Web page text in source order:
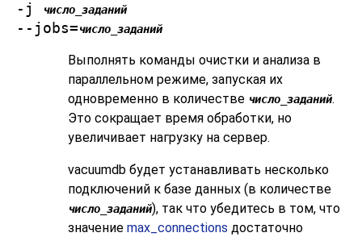
-j число_заданий
--jobs=число_заданий
Выполнять команды очистки и анализа в
параллельном режиме, запуская их
одновременно в количестве число_заданий.
Это сокращает время обработки, но
увеличивает нагрузку на сервер.
vacuumdb будет устанавливать несколько
подключений к базе данных (в количестве
число_заданий), так что убедитесь в том, что
значение max_connections достаточно